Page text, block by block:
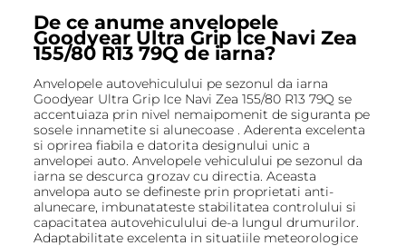
De ce anume anvelopele
Goodyear Ultra Grip Ice Navi Zea
155/80 R13 79Q de iarna?
Anvelopele autovehiculului pe sezonul da iarna
Goodyear Ultra Grip Ice Navi Zea 155/80 R13 79Q se
accentuiaza prin nivel nemaipomenit de siguranta pe
sosele innametite si alunecoase . Aderenta excelenta
si oprirea fiabila e datorita designului unic a
anvelopei auto. Anvelopele vehiculului pe sezonul da
iarna se descurca grozav cu directia. Aceasta
anvelopa auto se defineste prin proprietati anti-
alunecare, imbunatateste stabilitatea controlului si
capacitatea autovehiculului de-a lungul drumurilor.
Adaptabilitate excelenta in situatiile meteorologice